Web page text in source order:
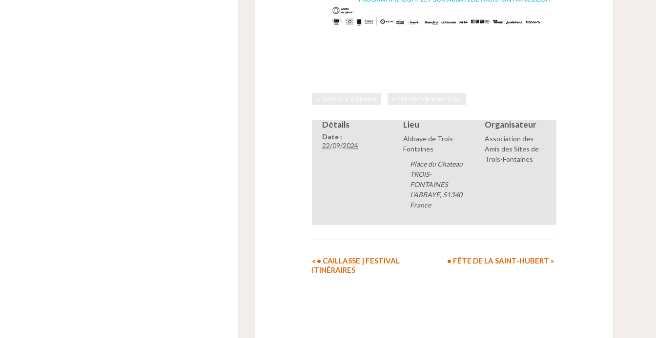
Détails
Date :
22/09/2024
Lieu
Abbaye de Trois-
Fontaines
Place du Chateau
TROIS-
FONTAINES
L'ABBAYE, 51340
France
Organisateur
Association des
Amis des Sites de
Trois-Fontaines
«• CAILLASSE | FESTIVAL
ITINÉRAIRES
• FÊTE DE LA SAINT-HUBERT »